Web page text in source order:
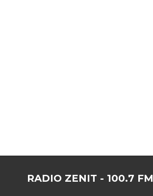
RADIO ZENIT - 100.7 FM